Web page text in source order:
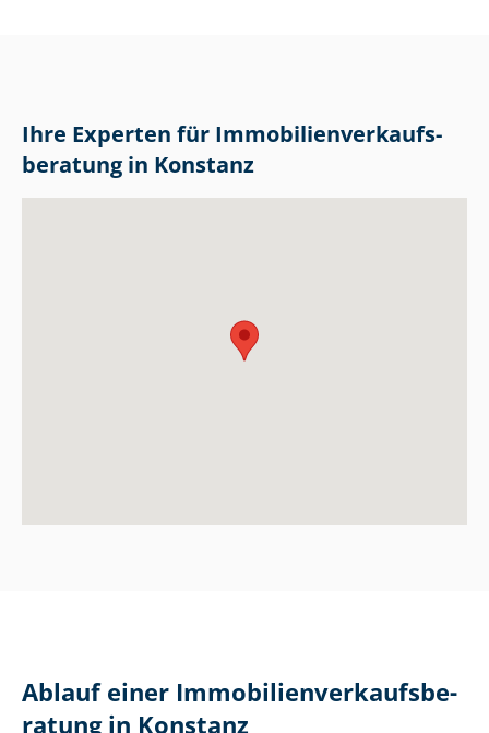
Ihre Experten für Im­mo­bi­li­en­ver­kaufs­
be­ra­tung in Konstanz
Ablauf einer Im­mo­bi­li­en­ver­kaufs­be­
ra­tung in Konstanz